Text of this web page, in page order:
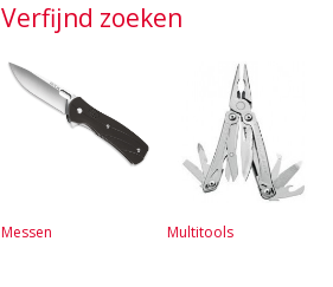
Verfijnd zoeken
Messen Multitools